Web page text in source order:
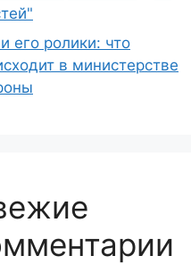
его ролики: что
в министерстве